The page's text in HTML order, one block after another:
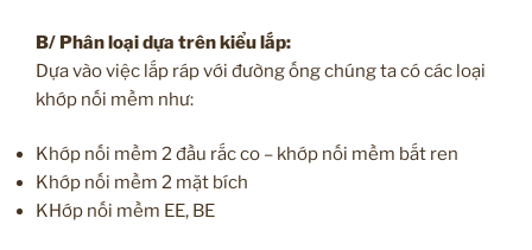
B/ Phân loại dựa trên kiểu lắp:
Dựa vào việc lắp ráp với đường ống chúng ta có các loại
khớp nối mềm như:
Khớp nối mềm 2 đầu rắc co – khớp nối mềm bắt ren
Khớp nối mềm 2 mặt bích
KHớp nối mềm EE, BE